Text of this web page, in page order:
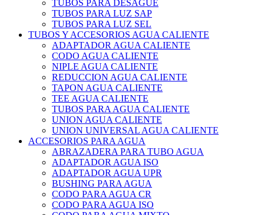
TUBOS PARA DESAGUE
TUBOS PARA LUZ SAP
TUBOS PARA LUZ SEL
TUBOS Y ACCESORIOS AGUA CALIENTE
ADAPTADOR AGUA CALIENTE
CODO AGUA CALIENTE
NIPLE AGUA CALIENTE
REDUCCION AGUA CALIENTE
TAPON AGUA CALIENTE
TEE AGUA CALIENTE
TUBOS PARA AGUA CALIENTE
UNION AGUA CALIENTE
UNION UNIVERSAL AGUA CALIENTE
ACCESORIOS PARA AGUA
ABRAZADERA PARA TUBO AGUA
ADAPTADOR AGUA ISO
ADAPTADOR AGUA UPR
BUSHING PARA AGUA
CODO PARA AGUA CR
CODO PARA AGUA ISO